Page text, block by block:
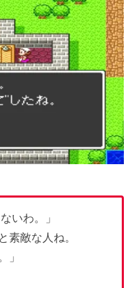
いわ。」
素敵な人ね。
」